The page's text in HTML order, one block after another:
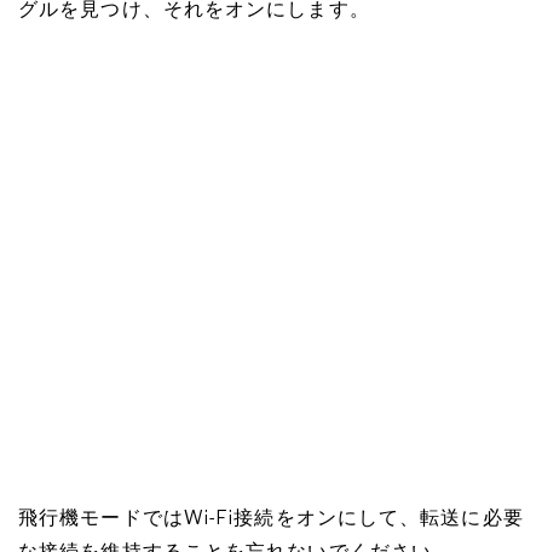
グルを見つけ、それをオンにします。
飛行機モードではWi-Fi接続をオンにして、転送に必要